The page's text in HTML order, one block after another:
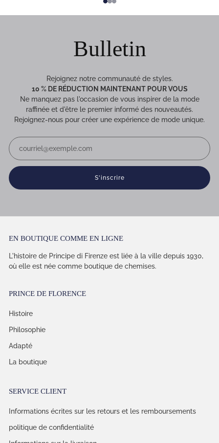
Bulletin
Rejoignez notre communauté de styles.
10 % DE RÉDUCTION MAINTENANT POUR VOUS
Ne manquez pas l'occasion de vous inspirer de la mode
raffinée et d'être le premier informé des nouveautés.
Rejoignez-nous pour créer une expérience de mode unique.
S'inscrire
EN BOUTIQUE COMME EN LIGNE
L'histoire de Principe di Firenze est liée à la ville depuis 1930,
où elle est née comme boutique de chemises.
PRINCE DE FLORENCE
Histoire
Philosophie
Adapté
La boutique
SERVICE CLIENT
Informations écrites sur les retours et les remboursements
politique de confidentialité